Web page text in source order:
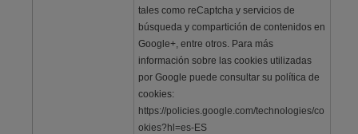
tales como reCaptcha y servicios de
búsqueda y compartición de contenidos en
Google+, entre otros. Para más
información sobre las cookies utilizadas
por Google puede consultar su política de
cookies:
https://policies.google.com/technologies/co
okies?hl=es-ES